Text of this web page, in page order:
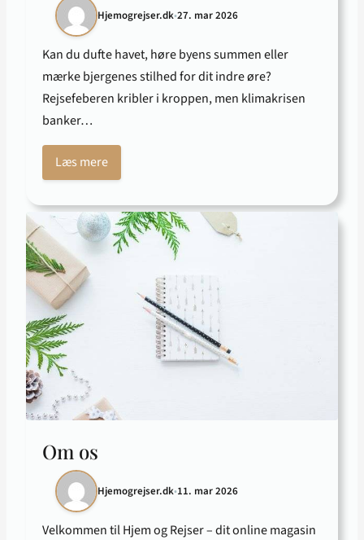
Hjemogrejser.dk•27. mar 2026
Kan du dufte havet, høre byens summen eller
mærke bjergenes stilhed for dit indre øre?
Rejsefeberen kribler i kroppen, men klimakrisen
banker…
Læs mere
Om os
Hjemogrejser.dk•11. mar 2026
Velkommen til Hjem og Rejser – dit online magasin